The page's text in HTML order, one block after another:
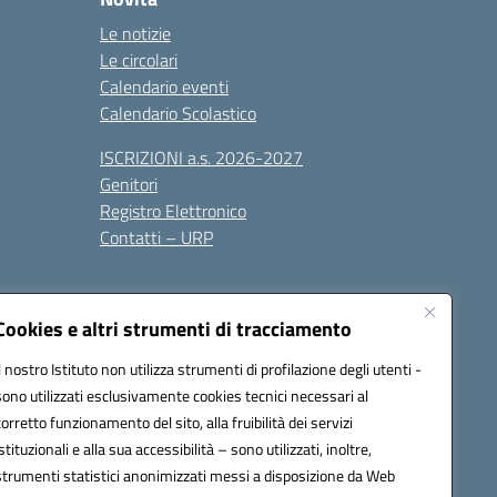
e altri strumenti di tracciamento
nostro Istituto non utilizza strumenti di profilazione degli utenti -
utilizzati esclusivamente cookies tecnici necessari al
funzionamento del sito, alla fruibilità dei servizi
e alla sua accessibilità – sono utilizzati, inoltre,
statistici anonimizzati messi a disposizione da Web
Le notizie
Le circolari
Calendario eventi
Calendario Scolastico
ISCRIZIONI a.s. 2026-2027
Genitori
Registro Elettronico
Contatti – URP